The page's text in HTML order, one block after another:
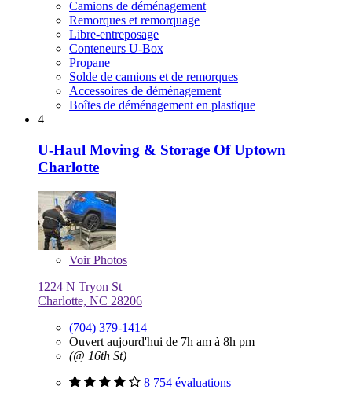
Camions de déménagement
Remorques et remorquage
Libre-entreposage
Conteneurs U-Box
Propane
Solde de camions et de remorques
Accessoires de déménagement
Boîtes de déménagement en plastique
4
U-Haul Moving & Storage Of Uptown
Charlotte
VoirPhotos
1224 N Tryon St
Charlotte, NC 28206
(704) 379-1414
Ouvert aujourd'hui de 7h am à 8h pm
(@ 16th St)
8 754 évaluations